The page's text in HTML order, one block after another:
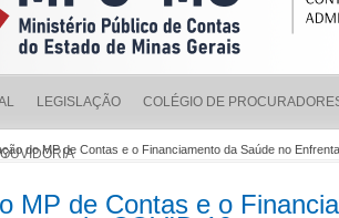
LEGISLAÇÃO COLÉGIO DE
OUVIDORIA
do MP de Contas e o Financiamento da Saúde no
MP de Contas e o